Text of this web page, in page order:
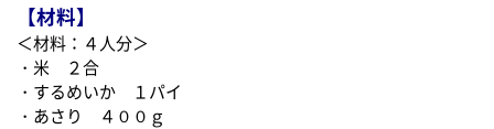
【材料】
＜材料：４人分＞
・米 ２合
・するめいか １パイ
・あさり ４００ｇ